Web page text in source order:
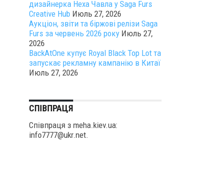
дизайнерка Неха Чавла у Saga Furs
Creative Hub Июль 27, 2026
Аукціон, звіти та біржові релізи Saga
Furs за червень 2026 року Июль 27,
2026
BackAtOne купує Royal Black Top Lot та
запускає рекламну кампанію в Китаї
Июль 27, 2026
СПІВПРАЦЯ
Співпраця з meha.kiev.ua:
info7777@ukr.net.